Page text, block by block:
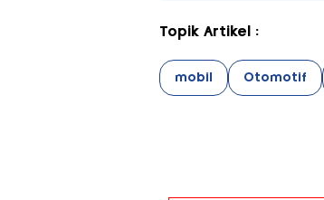
Topik Artikel :
mobil Otomotif